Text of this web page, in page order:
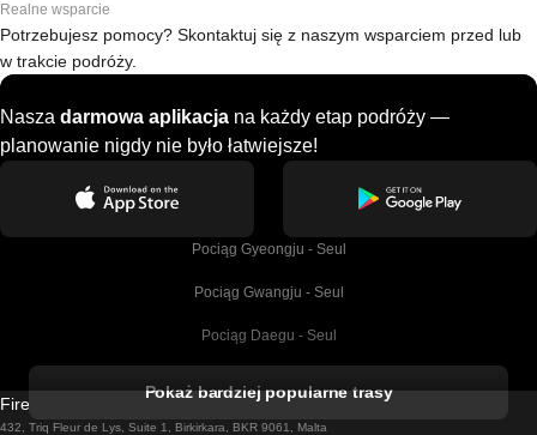
Realne wsparcie
Potrzebujesz pomocy? Skontaktuj się z naszym wsparciem przed lub
w trakcie podróży.
Nasza darmowa aplikacja na każdy etap podróży —
planowanie nigdy nie było łatwiejsze!
Pociąg Gyeongju - Seul
Pociąg Gwangju - Seul
Pociąg Daegu - Seul
Pociąg Dublin - Galway
Pokaż bardziej popularne trasy
Firebird GT Limited (OC 1451)
432, Triq Fleur de Lys, Suite 1, Birkirkara, BKR 9061, Malta